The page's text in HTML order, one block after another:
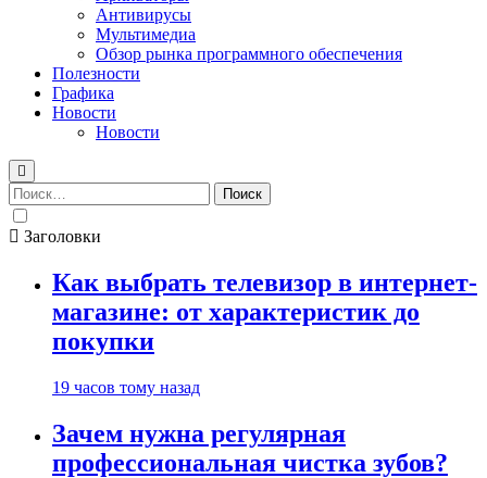
Антивирусы
Мультимедиа
Обзор рынка программного обеспечения
Полезности
Графика
Новости
Новости
Найти:
Заголовки
Как выбрать телевизор в интернет-
магазине: от характеристик до
покупки
19 часов тому назад
Зачем нужна регулярная
профессиональная чистка зубов?